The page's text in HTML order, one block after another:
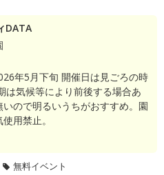
DATA
年5月下旬 開催日は見ごろの時
は気候等により前後する場合あ
ので明るいうちがおすすめ。園
用禁止。
無料イベント